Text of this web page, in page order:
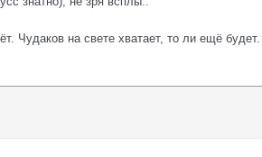
Чудаков на свете хватает, то ли ещё будет.